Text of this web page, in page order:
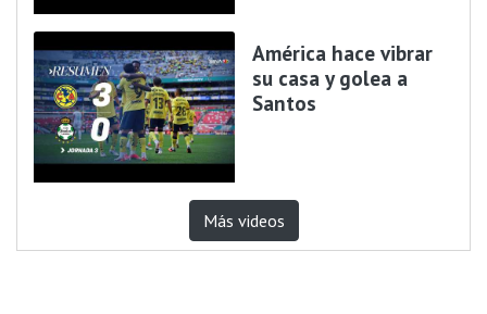
América hace vibrar
su casa y golea a
Santos
Más videos